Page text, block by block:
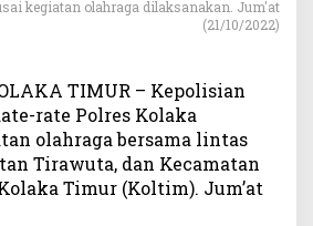
P
e
k
R
a
t
kegiatan olahraga dilaksanakan. Jum'at
(21/10/2022)
TIMUR – Kepolisian
rate Polres Kolaka
olahraga bersama lintas
Tirawuta, dan Kecamatan
Timur (Koltim). Jum’at